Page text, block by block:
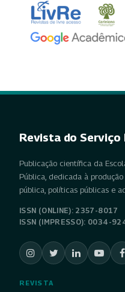
Revista do Serviço
Publicação científica da
Pública, dedicada à
pública, políticas públicas e
ISSN (ONLINE): 2357-8017
ISSN (IMPRESSO): 0034-
REVISTA